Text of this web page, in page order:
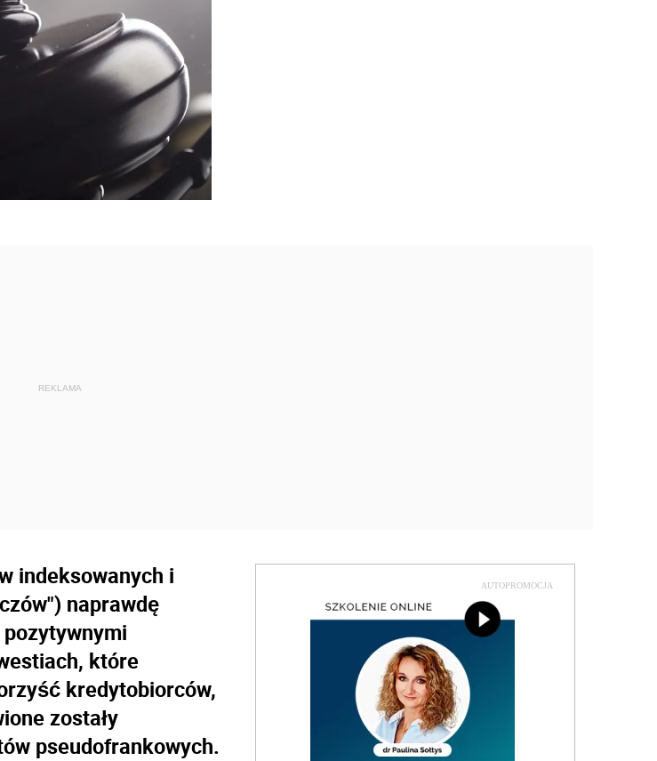
indeksowanych i
naprawdę
które
kredytobiorców,
zostały
pseudofrankowych.
AUTOPROMOCJA